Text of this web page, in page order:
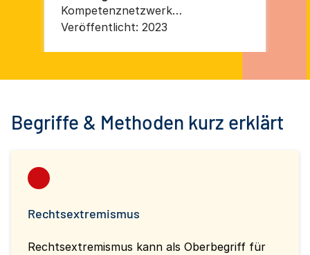
Kompetenznetzwerk
„Islamistischer Extremismus“
Veröffentlicht: 2023
Begriffe & Methoden kurz erklärt
Rechtsextremismus
Rechtsextremismus kann als Oberbegriff für